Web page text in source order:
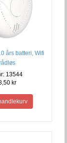
års batteri, Wifi
13544
kr